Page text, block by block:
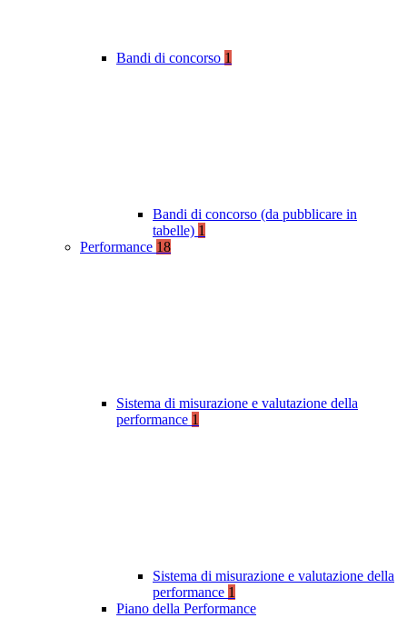
Bandi di concorso 1
Bandi di concorso (da pubblicare in
tabelle) 1
Performance 18
Sistema di misurazione e valutazione della
performance 1
Sistema di misurazione e valutazione della
performance 1
Piano della Performance